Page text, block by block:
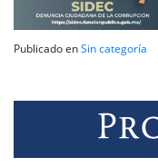
Publicado enSin categoría